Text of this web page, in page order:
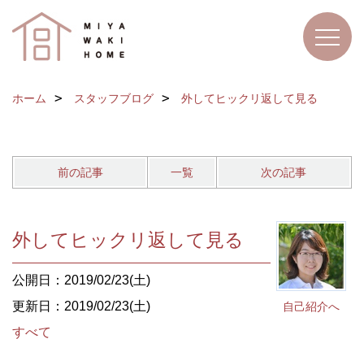
ホーム スタッフブログ 外してヒックリ返して見る
前の記事 一覧 次の記事
自己紹介へ
外してヒックリ返して見る
公開日：2019/02/23(土)
更新日：2019/02/23(土)
すべて